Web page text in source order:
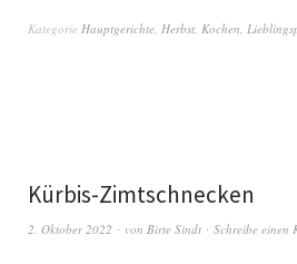
Kategorie Hauptgerichte, Herbst, Kochen,
Kürbis-Zimtschnecken
2. Oktober 2022 von Birte Sindt Schreibe einen